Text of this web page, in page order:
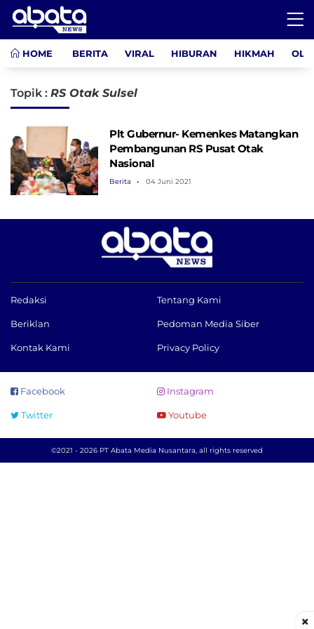
HOME BERITA VIRAL HIBURAN HIKMAH
Topik : RS Otak Sulsel
Plt Gubernur- Kemenkes Matangkan
Pembangunan RS Pusat Otak
Nasional
Berita 04 Juni 2021
Redaksi Tentang Kami
Beriklan Pedoman Media Siber
Kontak Kami Privacy Policy
Facebook Instagram
Twitter Youtube
©2021 - 2026 PT Abata Media Nusantara, all rights reserved
×